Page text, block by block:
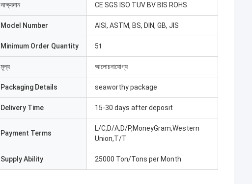
সাক্ষ্যদান CE SGS ISO TUV BV BIS ROHS
Model Number AISI, ASTM, BS, DIN, GB, JIS
Minimum Order Quantity 5t
মূল্য আলোচনাযোগ্য
Packaging Details seaworthy package
Delivery Time 15-30 days after deposit
Payment Terms
L/C,D/A,D/P,MoneyGram,Western
Union,T/T
Supply Ability 25000 Ton/Tons per Month